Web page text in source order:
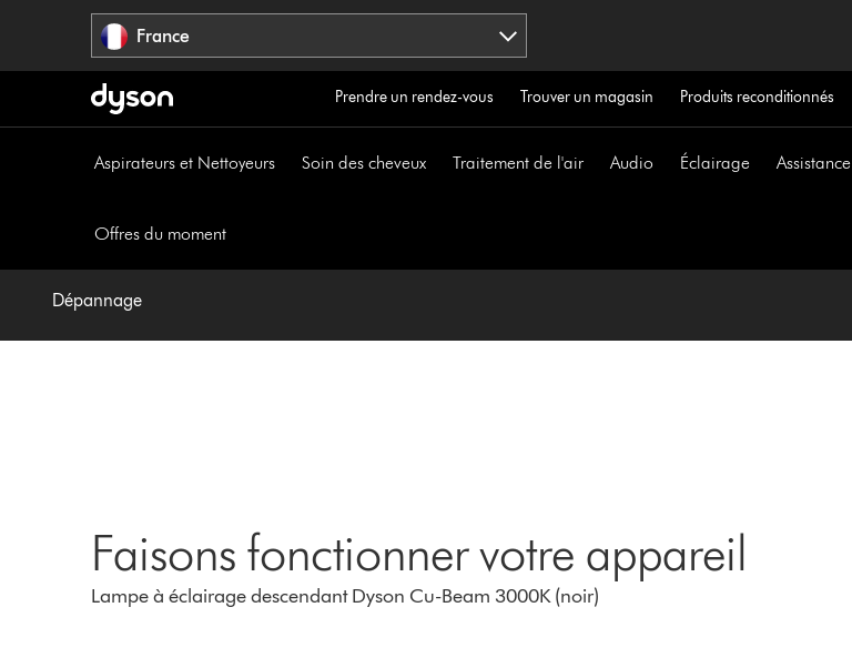
France
Prendre un rendez-vous Trouver un magasin Produits reconditionnés
Aspirateurs et Nettoyeurs Soin des cheveux Traitement de l'air Audio Éclairage Assistance
Offres du moment
Dépannage
Faisons fonctionner votre appareil
Lampe à éclairage descendant Dyson Cu-Beam 3000K (noir)